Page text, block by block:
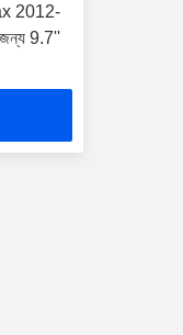
2012-
9.7''